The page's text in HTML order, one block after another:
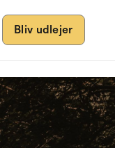
Bliv udlejer